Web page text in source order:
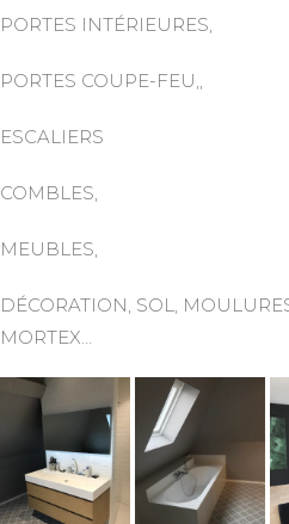
PORTES INTÉRIEURES,
PORTES COUPE-FEU,,
ESCALIERS
COMBLES,
MEUBLES,
DÉCORATION, SOL,
MORTEX…